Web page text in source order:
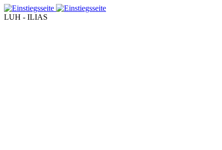
LUH - ILIAS